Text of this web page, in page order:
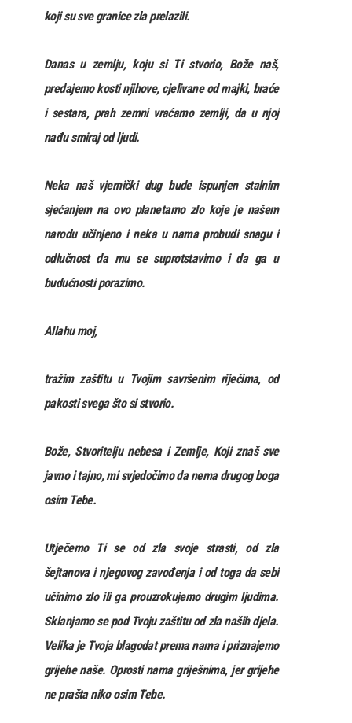
koji su sve granice zla prelazili.
Danas u zemlju, koju si Ti stvorio, Bože naš,
predajemo kosti njihove, cjelivane od majki, braće
i sestara, prah zemni vraćamo zemlji, da u njoj
nađu smiraj od ljudi.
Neka naš vjernički dug bude ispunjen stalnim
sjećanjem na ovo planetarno zlo koje je našem
narodu učinjeno i neka u nama probudi snagu i
odlučnost da mu se suprotstavimo i da ga u
budućnosti porazimo.
Allahu moj,
tražim zaštitu u Tvojim savršenim riječima, od
pakosti svega što si stvorio.
Bože, Stvoritelju nebesa i Zemlje, Koji znaš sve
javno i tajno, mi svjedočimo da nema drugog boga
osim Tebe.
Utječemo Ti se od zla svoje strasti, od zla
šejtanova i njegovog zavođenja i od toga da sebi
učinimo zlo ili ga prouzrokujemo drugim ljudima.
Sklanjamo se pod Tvoju zaštitu od zla naših djela.
Velika je Tvoja blagodat prema nama i priznajemo
grijehe naše. Oprosti nama griješnima, jer grijehe
ne prašta niko osim Tebe.